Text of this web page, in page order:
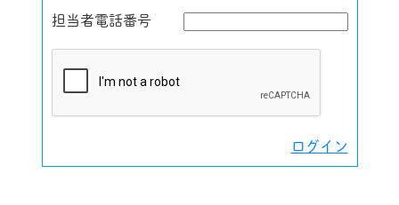
担当者電話番号
ログイン